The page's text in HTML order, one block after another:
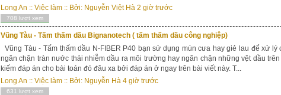
Long An :: Việc làm :: Bởi: Nguyễn Việt Hà 2 giờ trước
708 lượt xem
Vũng Tàu - Tấm thấm dầu Bignanotech ( tấm thấm dầu công nghiệp)
Vũng Tàu - Tấm thấm dầu N-FIBER P40 bạn sử dụng mùn cưa hay giẻ lau để xử
ngăn chặn tràn nước thải nhiễm dầu ra môi trường hay ngăn chặn những vệt dầu
kiếm đáp án cho bài toán đó đâu xa bởi đáp án ở ngay trên bài viết này. T...
Long An :: Việc làm :: Bởi: Nguyễn Hà 4 giờ trước
631 lượt xem